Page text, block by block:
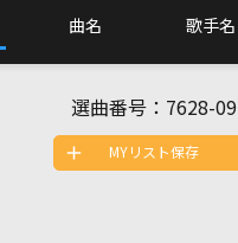
曲名 歌手名
選曲番号： 7628-09
MYリスト保存